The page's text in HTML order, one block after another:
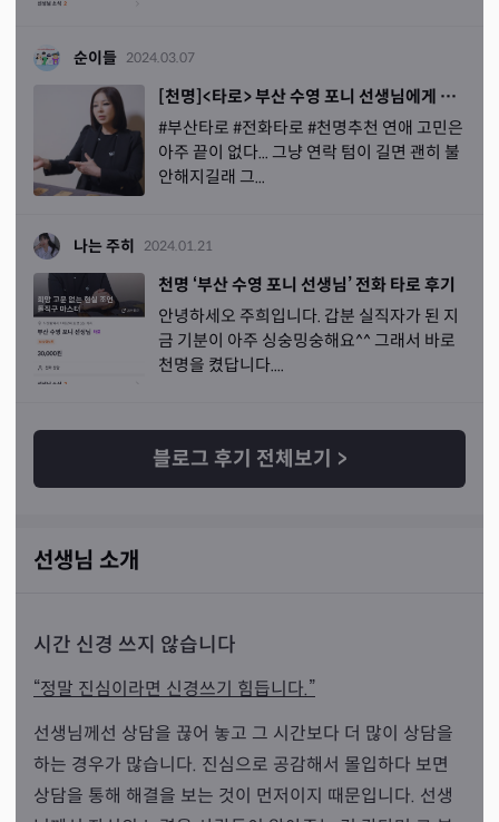
순이들 2024.03.07
[천명]<타로> 부산 수영 포니 선생님에게 현실적인 연애상담
#부산타로 #전화타로 #천명추천 연애 고민은
아주 끝이 없다... 그냥 연락 텀이 길면 괜히 불
안해지길래 그...
나는 주히 2024.01.21
천명 ‘부산 수영 포니 선생님’ 전화 타로 후기
안녕하세오 주희입니다. 갑분 실직자가 된 지
금 기분이 아주 싱숭밍숭해요^^ 그래서 바로
천명을 켰답니다....
블로그 후기 전체보기 >
선생님 소개
시간 신경 쓰지 않습니다
“정말 진심이라면 신경쓰기 힘듭니다.”
선생님께선 상담을 끊어 놓고 그 시간보다 더 많이 상담을
하는 경우가 많습니다. 진심으로 공감해서 몰입하다 보면
상담을 통해 해결을 보는 것이 먼저이지 때문입니다. 선생